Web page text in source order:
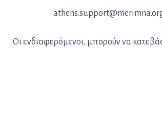
Οι ενδιαφερόμενοι, μπορούν να